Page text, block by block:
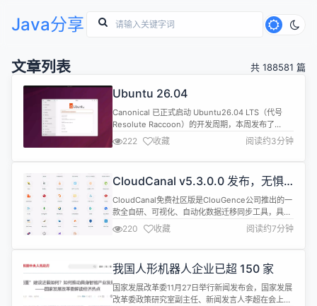
Java分享
文章列表 共 188581 篇
Ubuntu 26.04
Canonical 已正式启动 Ubuntu26.04 LTS（代号
Resolute Raccoon）的开发周期，本周发布了
Ubuntu 26.04 首个 Snapshot 1 ISO，这也是新一
轮每月快照节奏的开端。 下载地址
https://cdimage.ubuntu.com/ubuntu/releases/26.04/
222 收藏 阅读约3分钟
CloudCanal v5.3.0.0 发布，无惧
海量表的数据实时迁移同步
CloudCanal免费社区版是ClouGence公司推出的一
款全自研、可视化、自动化数据迁移同步工具，具备
结构迁移、数据迁移、数据同步、数据校验、数据订
正等功能，支持60+ 款流行关系型数据库、实时数
仓、消息中间件、缓存数据库和搜索引擎之间数据互
TiDB、StarRocks、Doris、Rocket...
220 收藏 阅读约7分钟
我国人形机器人企业已超 150 家
国家发展改革委11月27日举行新闻发布会，国家发展
改革委政策研究室副主任、新闻发言人李超在会上指